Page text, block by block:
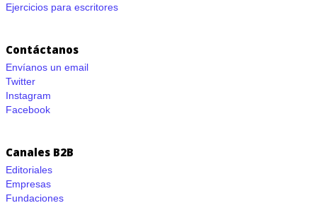
Ejercicios para escritores
Contáctanos
Envíanos un email
Twitter
Instagram
Facebook
Canales B2B
Editoriales
Empresas
Fundaciones